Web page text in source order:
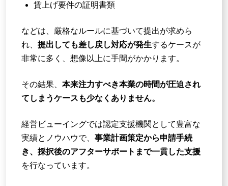
賃上げ要件の証明書類
などは、厳格なルールに基づいて提出が求めら
れ、 提出しても差し戻し対応が発生するケースが
非常に多く、想像以上に手間がかかります。
その結果、 本来注力すべき本業の時間が圧迫され
てしまうケースも少なくありません。
経営ビューイングでは認定支援機関として豊富な
実績とノウハウで、 事業計画策定から申請手続
き、採択後のアフターサポートまで一貫した支援
を行なっています。